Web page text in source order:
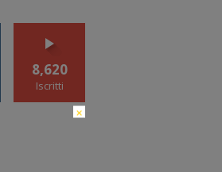
8,620
Iscritti
×